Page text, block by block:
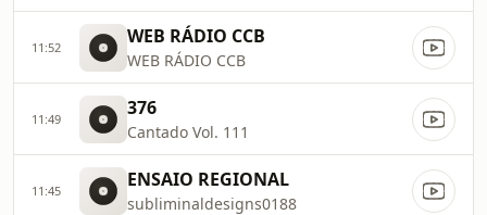
11:52 WEB RÁDIO CCB
WEB RÁDIO CCB
11:49 376
Cantado Vol. 111
11:45 ENSAIO REGIONAL
subliminaldesigns0188